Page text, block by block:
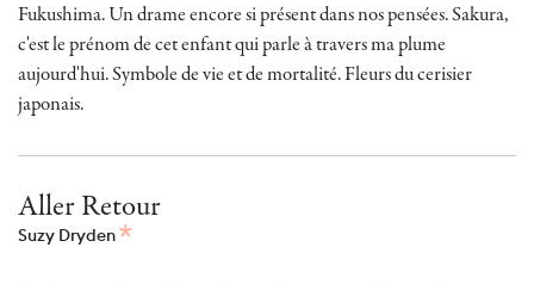
Fukushima. Un drame encore si présent dans nos pensées. Sakura,
c'est le prénom de cet enfant qui parle à travers ma plume
aujourd'hui. Symbole de vie et de mortalité. Fleurs du cerisier
japonais.
Aller Retour
Suzy Dryden